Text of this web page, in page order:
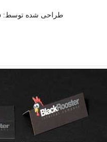
طراحی شده توسط: Mogibo